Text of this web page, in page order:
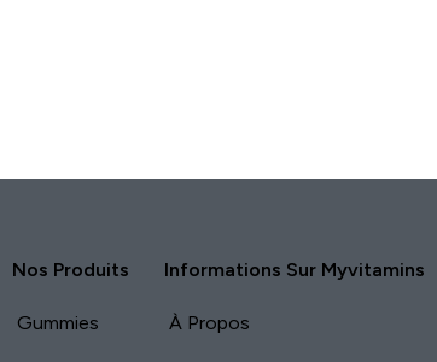
Nos Produits
Gummies
Informations Sur Myvitamins
À Propos